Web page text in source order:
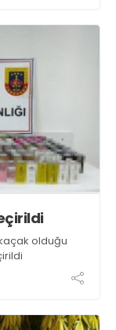
olduğu